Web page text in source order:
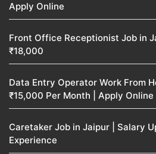
Apply Online
Front Office Receptionist Job in
₹18,000
Data Entry Operator Work From
₹15,000 Per Month | Apply Online
Caretaker Job in Jaipur | Salary
Experience